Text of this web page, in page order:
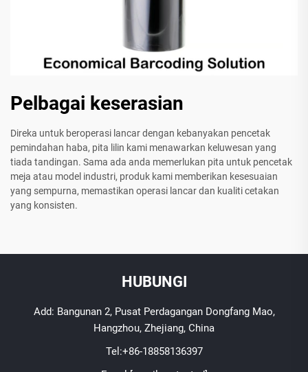
Pelbagai keserasian
Direka untuk beroperasi lancar dengan kebanyakan pencetak
pemindahan haba, pita lilin kami menawarkan keluwesan yang
tiada tandingan. Sama ada anda memerlukan pita untuk pencetak
meja atau model industri, produk kami memberikan kesesuaian
yang sempurna, memastikan operasi lancar dan kualiti cetakan
yang konsisten.
HUBUNGI
Add: Bangunan 2, Pusat Perdagangan Dongfang Mao,
Hangzhou, Zhejiang, China
Tel:+86-18858136397